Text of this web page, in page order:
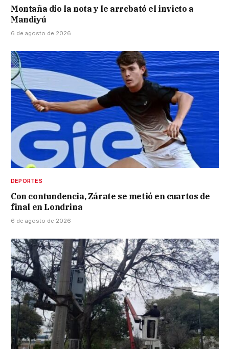
Montaña dio la nota y le arrebató el invicto a
Mandiyú
6 de agosto de 2026
DEPORTES
Con contundencia, Zárate se metió en cuartos de
final en Londrina
6 de agosto de 2026